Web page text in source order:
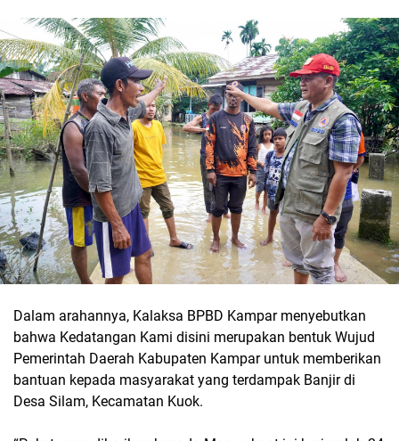
Dalam arahannya, Kalaksa BPBD Kampar menyebutkan
bahwa Kedatangan Kami disini merupakan bentuk Wujud
Pemerintah Daerah Kabupaten Kampar untuk memberikan
bantuan kepada masyarakat yang terdampak Banjir di
Desa Silam, Kecamatan Kuok.